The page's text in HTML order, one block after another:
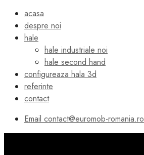
acasa
despre noi
hale
hale industriale noi
hale second hand
configureaza hala 3d
referinte
contact
Email contact@euromob-romania.ro